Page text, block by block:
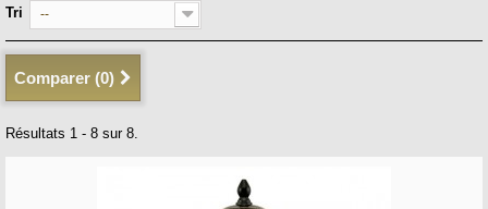
Tri --
Comparer (0)
Résultats 1 - 8 sur 8.